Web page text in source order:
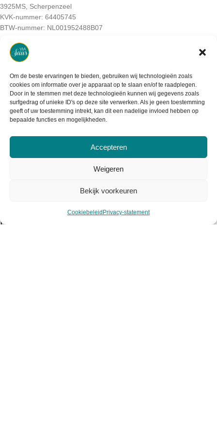
Om de beste ervaringen te bieden, gebruiken wij technologieën zoals
cookies om informatie over je apparaat op te slaan en/of te raadplegen.
Door in te stemmen met deze technologieën kunnen wij gegevens zoals
surfgedrag of unieke ID's op deze site verwerken. Als je geen toestemming
geeft of uw toestemming intrekt, kan dit een nadelige invloed hebben op
bepaalde functies en mogelijkheden.
Accepteren
Weigeren
Bekijk voorkeuren
Cookiebeleid Privacy-statement
3925MS, Scherpenzeel
KVK-nummer: 64405745
BTW-nummer: NL001952488B07
Informatie
Over Viasuus
Algemene voorwaarden
Privacy voorwaarden
Klantenservice